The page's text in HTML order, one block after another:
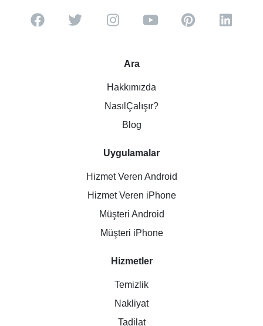
Ara
Hakkımızda
NasılÇalışır?
Blog
Uygulamalar
Hizmet Veren Android
Hizmet Veren iPhone
Müşteri Android
Müşteri iPhone
Hizmetler
Temizlik
Nakliyat
Tadilat